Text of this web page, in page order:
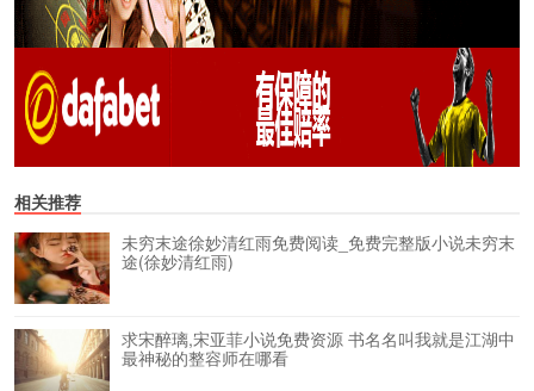
相关推荐
未穷末途徐妙清红雨免费阅读_免费完整版小说未穷末
途(徐妙清红雨)
求宋醉璃,宋亚菲小说免费资源 书名名叫我就是江湖中
最神秘的整容师在哪看